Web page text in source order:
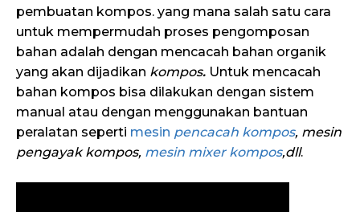
pembuatan kompos. yang mana salah satu cara
untuk mempermudah proses pengomposan
bahan adalah dengan mencacah bahan organik
yang akan dijadikan kompos. Untuk mencacah
bahan kompos bisa dilakukan dengan sistem
manual atau dengan menggunakan bantuan
peralatan seperti mesin pencacah kompos, mesin
pengayak kompos, mesin mixer kompos,dll.